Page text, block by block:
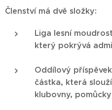
Členství má dvě složky:
Liga lesní
který pokrývá
Oddílový
částka, která
klubovny,